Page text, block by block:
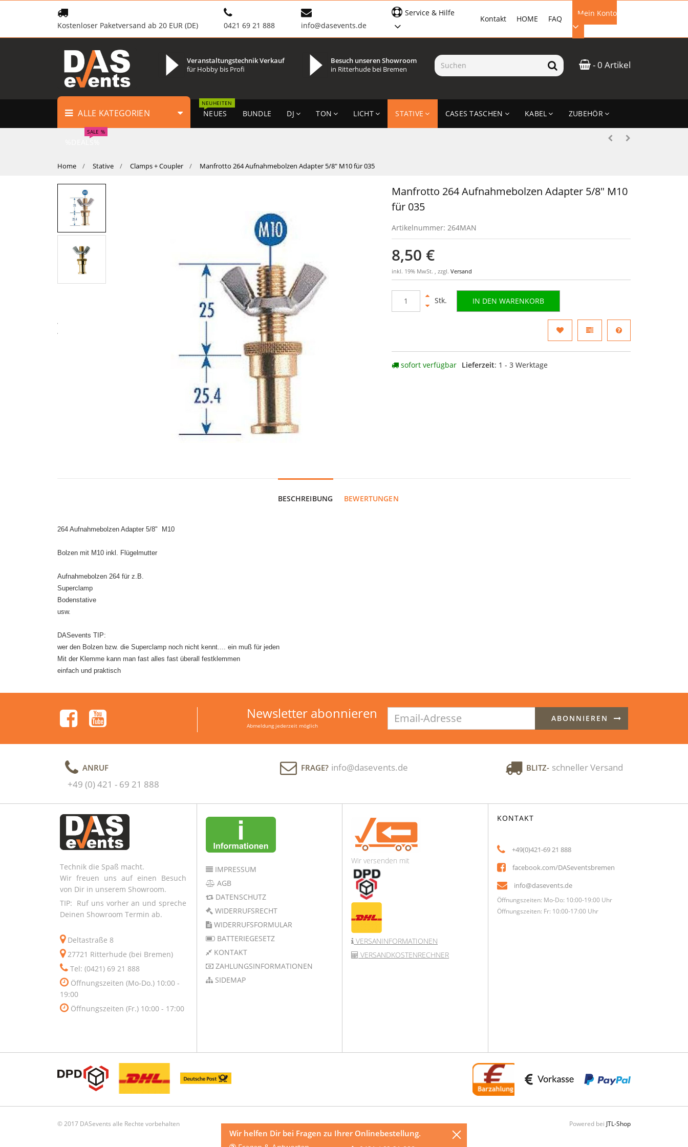
Kostenloser Paketversand ab 20 EUR (DE) 0421 69 21 888 info@dasevents.de
Mein Konto
EMAIL-ADRESSE
ANMELDEN
FAQ
HOME
Kontakt
Service & Hilfe
- 0 Artikel
Veranstaltungstechnik Verkauf
für Hobby bis Profi
Besuch unseren Showroom
in Ritterhude bei Bremen
ALLE KATEGORIEN NEUES
NEUHEITEN
BUNDLE DJ TON LICHT STATIVE CASES TASCHEN KABEL ZUBEHÖR
SALE %
Home Stative Clamps + Coupler Manfrotto 264 Aufnahmebolzen Adapter 5/8" M10 für 035
Manfrotto 264 Aufnahmebolzen Adapter 5/8" M10
für 035
Artikelnummer: 264MAN
8,50 €
inkl. 19% MwSt. , zzgl.Versand
Stk. IN DEN WARENKORB
sofort verfügbar Lieferzeit: 1 - 3 Werktage
BESCHREIBUNG BEWERTUNGEN
264 Aufnahmebolzen Adapter 5/8" M10
Bolzen mit M10 inkl. Flügelmutter
Aufnahmebolzen 264 für z.B.
Superclamp
Bodenstative
usw.
DASevents TIP:
wer den Bolzen bzw. die Superclamp noch nicht kennt.... ein muß für jeden
Mit der Klemme kann man fast alles fast überall festklemmen
einfach und praktisch
Newsletter abonnieren
Abmeldung jederzeit möglich
Adresse
ABONNIEREN
ANRUF
+49 (0) 421 - 69 21 888
FRAGE? info@dasevents.de BLITZ- schneller Versand
Technik die Spaß macht.
Wir freuen uns auf einen Besuch
von Dir in unserem Showroom.
TIP: Ruf uns vorher an und spreche
Deinen Showroom Termin ab.
Deltastraße 8
27721 Ritterhude (bei Bremen)
Tel: (0421) 69 21 888
Öffnungszeiten (Mo-Do.) 10:00 -
19:00
Öffnungszeiten (Fr.) 10:00 - 17:00
IMPRESSUM
AGB
DATENSCHUTZ
WIDERRUFSRECHT
WIDERRUFSFORMULAR
BATTERIEGESETZ
KONTAKT
ZAHLUNGSINFORMATIONEN
SIDEMAP
Wir versenden mit
VERSANINFORMATIONEN
VERSANDKOSTENRECHNER
KONTAKT
+49(0)421-69 21 888
facebook.com/DASeventsbremen
info@dasevents.de
Öffnungszeiten: Mo-Do: 10:00-19:00 Uhr
Öffnungszeiten: Fr: 10:00-17:00 Uhr
© 2017 DASevents alle Rechte vorbehalten Powered bei JTL-Shop
Wir helfen Dir bei Fragen zu Ihrer Onlinebestellung.